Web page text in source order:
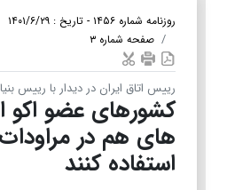
روزنامه شماره ۱۴۵۶ - تاریخ : ۱۴۰۱/۶/۲۹
صفحه شماره ۳
رییس اتاق ایران در ديدار با رییس
کشورهای عضو اکو
های هم در
استفاده کنند